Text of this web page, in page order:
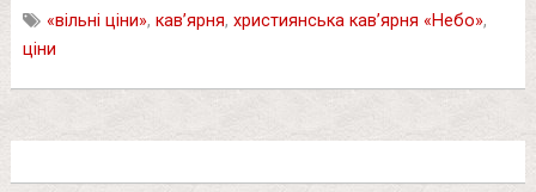
«вільні ціни», кав’ярня, християнська кав’ярня «Небо»,
ціни